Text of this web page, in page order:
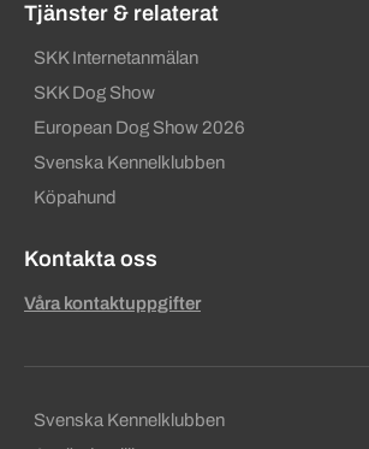
Tjänster & relaterat
SKK Internetanmälan
SKK Dog Show
European Dog Show 2026
Svenska Kennelklubben
Köpahund
Kontakta oss
Våra kontaktuppgifter
Sekundära sidfotslänkar
Svenska Kennelklubben